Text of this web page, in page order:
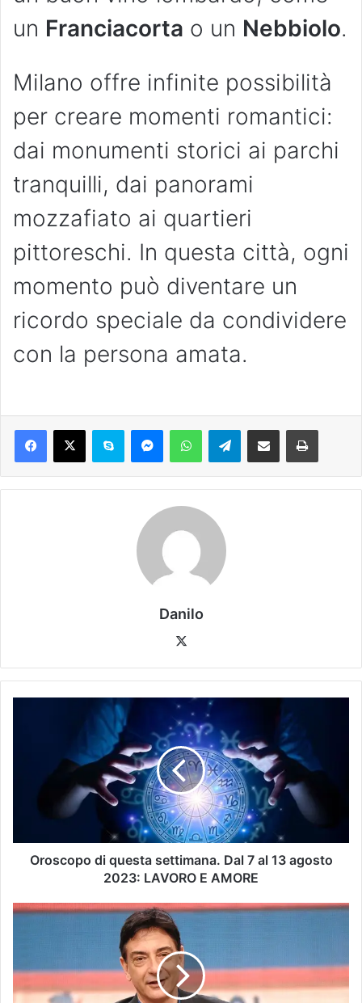
un Franciacorta o un Nebbiolo.
Milano offre infinite possibilità
per creare momenti romantici:
dai monumenti storici ai parchi
tranquilli, dai panorami
mozzafiato ai quartieri
pittoreschi. In questa città, ogni
momento può diventare un
ricordo speciale da condividere
con la persona amata.
Danilo
Oroscopo di questa settimana. Dal 7 al 13 agosto
2023: LAVORO E AMORE